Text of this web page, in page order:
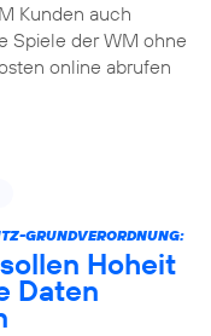
Kunden auch
Spiele der WM ohne
online abrufen
GRUNDVERORDNUNG:
Hoheit
Daten